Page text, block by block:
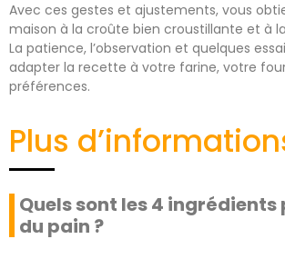
Avec ces gestes et ajustements, vous
maison à la croûte bien croustillante et à
La patience, l’observation et quelques
adapter la recette à votre farine, votre
préférences.
Plus
Quels sont les 4
du pain ?